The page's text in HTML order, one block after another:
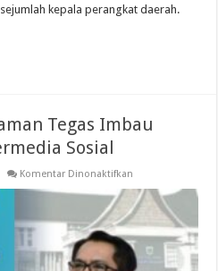
kepala perangkat daerah.
Tegas Imbau
Sosial
Komentar Dinonaktifkan
Padang
Pariaman
Tegas
Imbau
Masyarakat
Bijak
Bermedia